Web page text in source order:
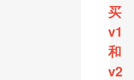
买
v1
和
v2